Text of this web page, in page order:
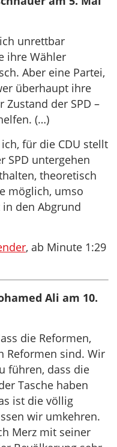
unrettbar
ihre Wähler
Aber eine Partei,
überhaupt ihre
der SPD –
(…)
für die CDU stellt
SPD untergehen
theoretisch
möglich, umso
den Abgrund
, ab Minute 1:29
Ali am 10.
die Reformen,
Reformen sind. Wir
führen, dass die
Tasche haben
ist die völlig
wir umkehren.
Merz mit seiner